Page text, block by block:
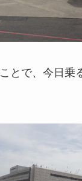
とで、今日乗